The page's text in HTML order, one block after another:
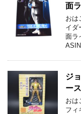
面
おは
イダ
面ラ
ジ
ー
おは
フィ